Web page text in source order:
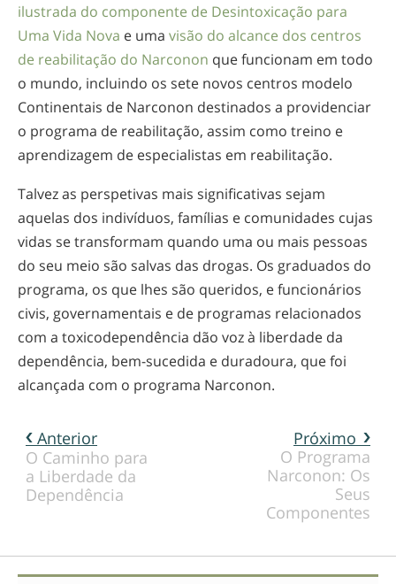
ilustrada do componente de Desintoxicação para
Uma Vida Nova e uma visão do alcance dos centros
de reabilitação do Narconon que funcionam em todo
o mundo, incluindo os sete novos centros modelo
Continentais de Narconon destinados a providenciar
o programa de reabilitação, assim como treino e
aprendizagem de especialistas em reabilitação.
Talvez as perspetivas mais significativas sejam
aquelas dos indivíduos, famílias e comunidades cujas
vidas se transformam quando uma ou mais pessoas
do seu meio são salvas das drogas. Os graduados do
programa, os que lhes são queridos, e funcionários
civis, governamentais e de programas relacionados
com a toxicodependência dão voz à liberdade da
dependência, bem-sucedida e duradoura, que foi
alcançada com o programa Narconon.
Próximo
O Programa
Narconon: Os
Seus
Componentes
Anterior
O Caminho para
a Liberdade da
Dependência